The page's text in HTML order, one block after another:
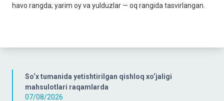
So‘x tumanida yetishtirilgan qishloq xo‘jaligi
mahsulotlari raqamlarda
07/08/2026
havo rangda; yarim oy va yulduzlar — oq rangida tasvirlangan.